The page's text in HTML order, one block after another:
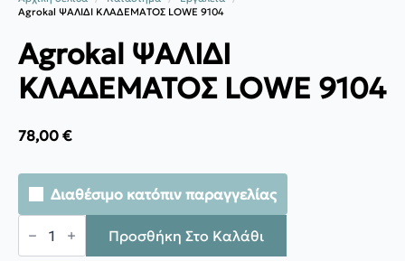
Agrokal ΨΑΛΙΔΙ ΚΛΑΔΕΜΑΤΟΣ LOWE 9104
Agrokal ΨΑΛΙΔΙ
ΚΛΑΔΕΜΑΤΟΣ LOWE 9104
78,00 €
Διαθέσιμο κατόπιν παραγγελίας
Agrokal
ΨΑΛΙΔΙ
ΚΛΑΔΕΜΑΤΟΣ
Προσθήκη Στο Καλάθι